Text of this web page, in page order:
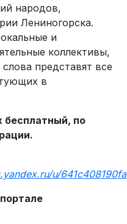
народов,
Лениногорска.
и
коллективы,
представят все
в
по
u/